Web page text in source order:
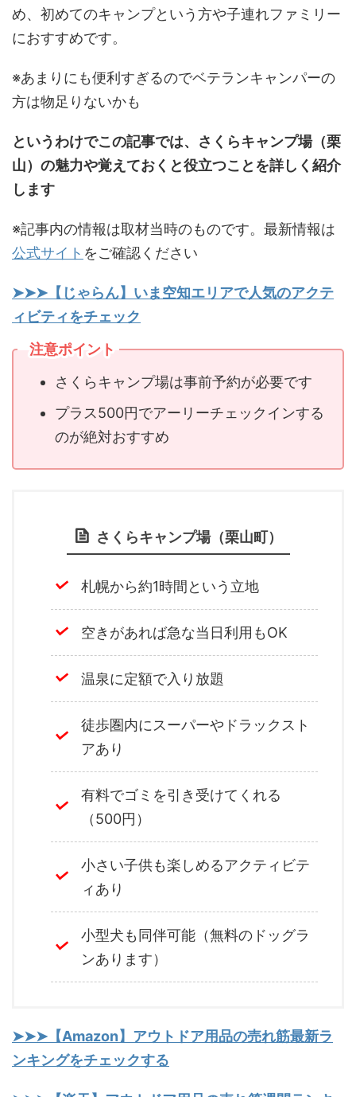
め、初めてのキャンプという方や子連れファミリー
におすすめです。
※あまりにも便利すぎるのでベテランキャンパーの
方は物足りないかも
というわけでこの記事では、さくらキャンプ場（栗
山）の魅力や覚えておくと役立つことを詳しく紹介
します
※記事内の情報は取材当時のものです。最新情報は
公式サイト をご確認ください
➤➤➤【じゃらん】いま空知エリアで人気のアクテ
ィビティをチェック
注意ポイント
さくらキャンプ場は事前予約が必要です
プラス500円でアーリーチェックインする
のが絶対おすすめ
さくらキャンプ場（栗山町）
札幌から約1時間という立地
空きがあれば急な当日利用もOK
温泉に定額で入り放題
徒歩圏内にスーパーやドラックスト
アあり
有料でゴミを引き受けてくれる
（500円）
小さい子供も楽しめるアクティビテ
ィあり
小型犬も同伴可能（無料のドッグラ
ンあります）
➤➤➤【Amazon】アウトドア用品の売れ筋最新ラ
ンキングをチェックする